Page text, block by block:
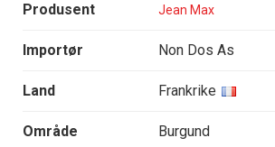
Produsent Jean Max
Importør Non Dos As
Land Frankrike
Område Burgund